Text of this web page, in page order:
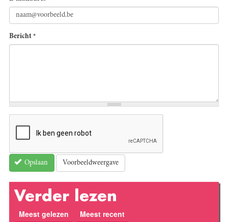
Bericht *
Opslaan Voorbeeldweergave
Verder lezen
Meest gelezen Meest recent